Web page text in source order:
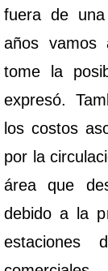
fuera de
años vamos
tome la
expresó.
los costos
por la
área que
debido a la
estaciones